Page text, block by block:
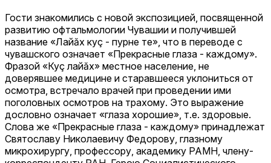
Гости знакомились с новой экспозицией, посвященной
развитию офтальмологии Чувашии и получившей
название «Лайăх куç - пурне те», что в переводе с
чувашского означает «Прекрасные глаза - каждому».
Фразой «Куç лайăх» местное население, не
доверявшее медицине и старавшееся уклониться от
осмотра, встречало врачей при проведении ими
поголовных осмотров на трахому. Это выражение
дословно означает «глаза хорошие», т.е. здоровые.
Слова же «Прекрасные глаза - каждому» принадлежат
Святославу Николаевичу Федорову, глазному
микрохирургу, профессору, академику РАМН, члену-